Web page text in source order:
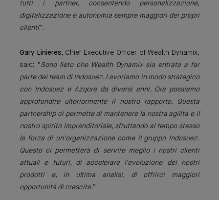
tutti i partner, consentendo personalizzazione,
digitalizzazione e autonomia sempre maggiori dei propri
clienti”.
Gary Linieres, Chief Executive Officer of Wealth Dynamix,
said: " Sono lieto che Wealth Dynamix sia entrata a far
parte del team di Indosuez. Lavoriamo in modo strategico
con Indosuez e Azqore da diversi anni. Ora possiamo
approfondire ulteriormente il nostro rapporto. Questa
partnership ci permette di mantenere la nostra agilità e il
nostro spirito imprenditoriale, sfruttando al tempo stesso
la forza di un'organizzazione come il gruppo Indosuez.
Questo ci permetterà di servire meglio i nostri clienti
attuali e futuri, di accelerare l'evoluzione dei nostri
prodotti e, in ultima analisi, di offrirci maggiori
opportunità di crescita.”